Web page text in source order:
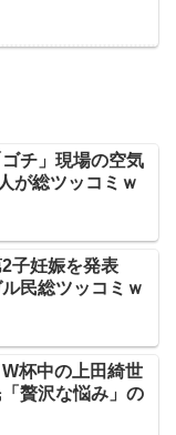
ゴチ」現場の空気
が総ツッコミｗ
2子妊娠を発表
民総ツッコミｗ
W杯中の上田綺世
贅沢な悩み」の